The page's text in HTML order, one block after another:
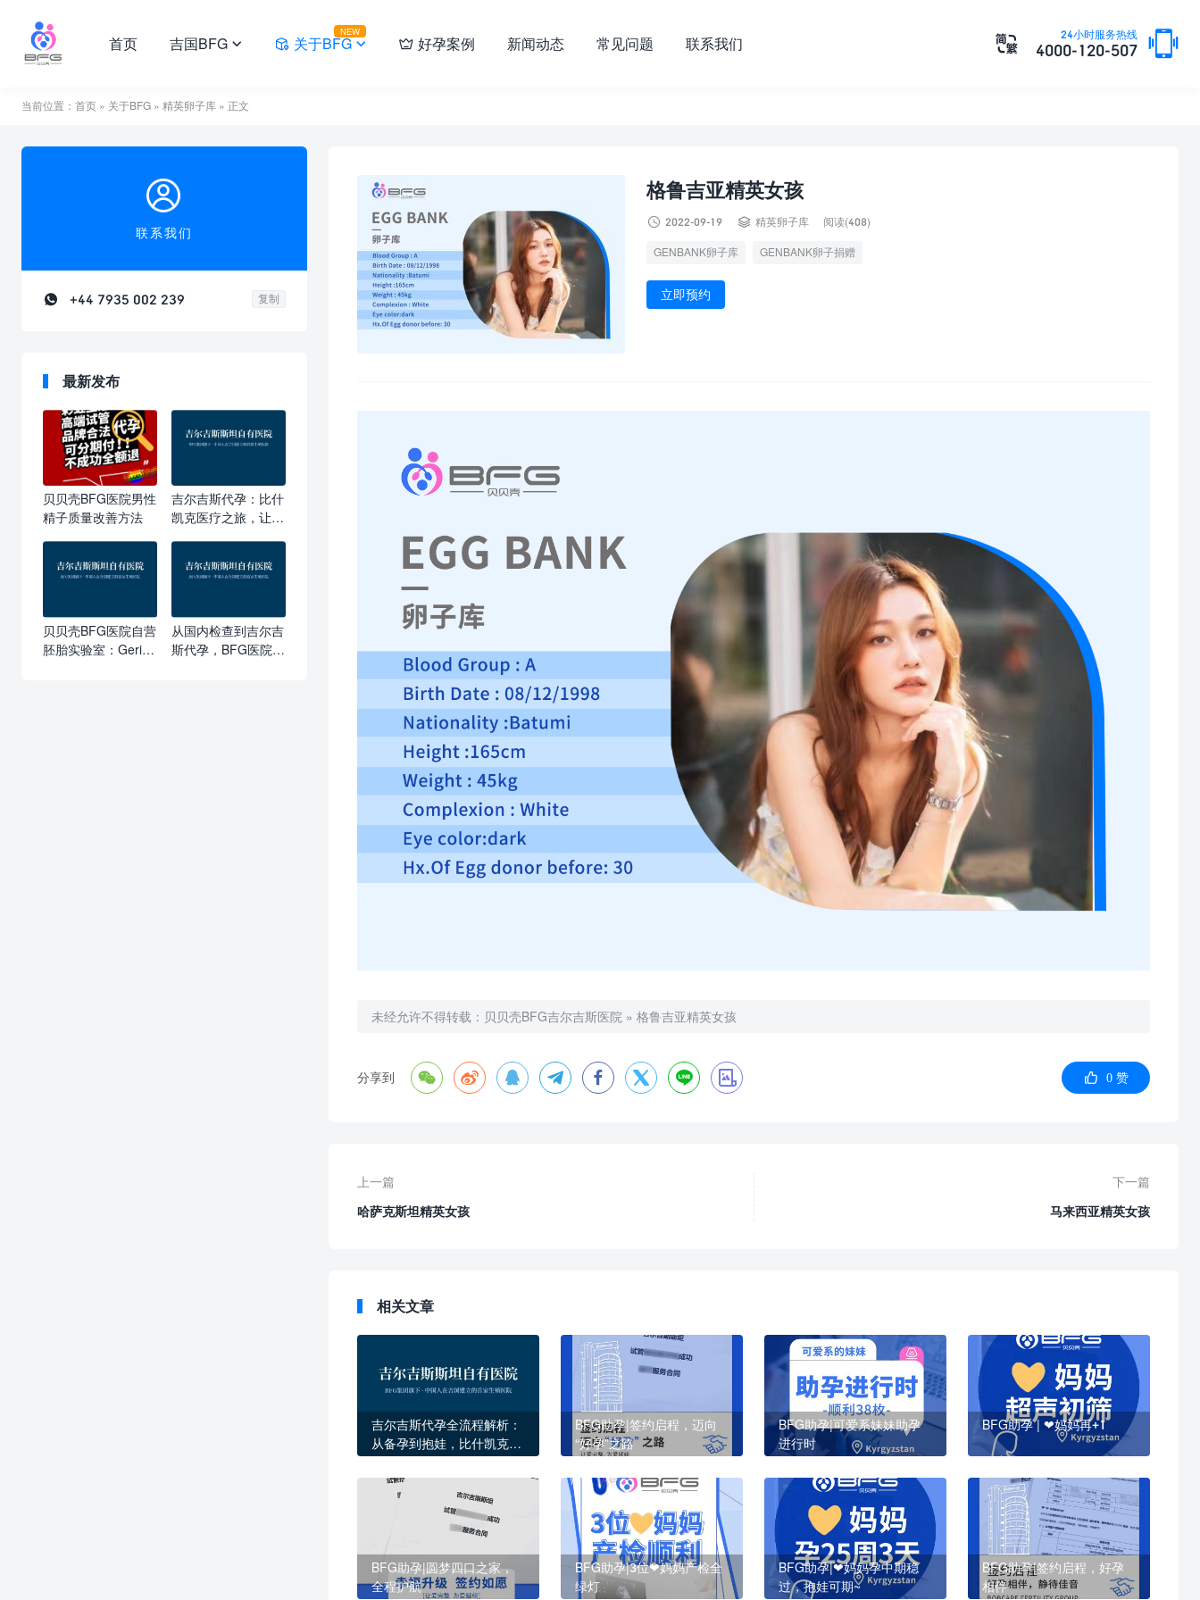
24小时服务热线
4000-120-507 

首页 吉国BFG   关于BFG
NEW
  好孕案例 新闻动态 常见问题 联系我们
当前位置： 首页 » 关于BFG » 精英卵子库 » 正文
格鲁吉亚精英女孩
 2022-09-19  精英卵子库 阅读(408)
GENBANK卵子库 GENBANK卵子捐赠
立即预约
未经允许不得转载： 贝贝壳BFG吉尔吉斯医院 » 格鲁吉亚精英女孩
分享到          0 赞
上一篇
哈萨克斯坦精英女孩
下一篇
马来西亚精英女孩
相关文章
吉尔吉斯代孕全流程解析：
从备孕到抱娃，比什凯克
BFG助孕|签约启程，迈向
“好孕”之路
BFG助孕|可爱系妹妹助孕
进行时
BFG助孕 | ❤妈妈再+1
BFG助孕|圆梦四口之家，
全程护航
BFG助孕|3位❤妈妈产检全
绿灯
BFG助孕|❤妈妈孕中期稳
过，抱娃可期~
BFG助孕|签约启程，好孕
相伴

联系我们
 +44 7935 002 239 复制
最新发布
贝贝壳BFG医院男性
精子质量改善方法
吉尔吉斯代孕：比什
凯克医疗之旅，让备
贝贝壳BFG医院自营
胚胎实验室：Geri培
从国内检查到吉尔吉
斯代孕，BFG医院”